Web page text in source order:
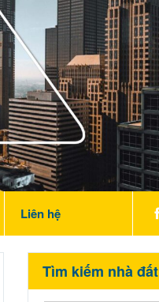
Liên hệ
Tìm kiếm nhà đất